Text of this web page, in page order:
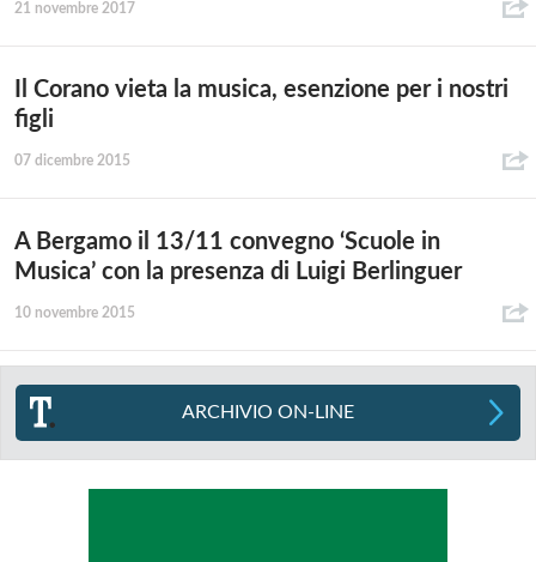
21 novembre 2017
Il Corano vieta la musica, esenzione per i nostri
figli
07 dicembre 2015
A Bergamo il 13/11 convegno ‘Scuole in
Musica’ con la presenza di Luigi Berlinguer
10 novembre 2015
ARCHIVIO ON-LINE